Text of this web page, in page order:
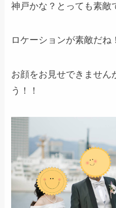
神戸かな？とっても素敵
ロケーションが素敵だね
お顔をお見せできません
う！！